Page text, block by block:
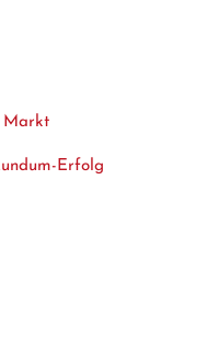
Markt
Erfolg